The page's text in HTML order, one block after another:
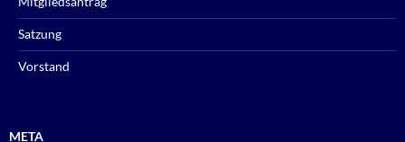
Satzung
Vorstand
META